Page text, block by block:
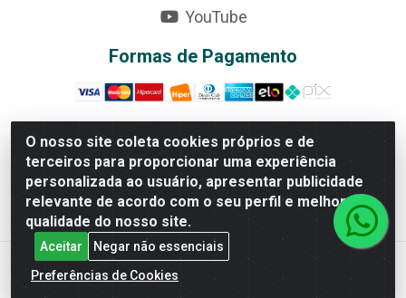
O nosso site coleta cookies próprios e de
terceiros para proporcionar uma experiência
personalizada ao usuário, apresentar publicidade
relevante de acordo com o seu perfil e melhorar a
qualidade do nosso site.
Aceitar
Negar não essenciais
Preferências de Cookies
YouTube
Formas de Pagamento
Rede Brasil - Avenida Universitária, nº 3860, Jardim das
Américas II Etapa - Anápolis/GO - CEP 75070-415 -
CNPJ 07.728.073/0002-24